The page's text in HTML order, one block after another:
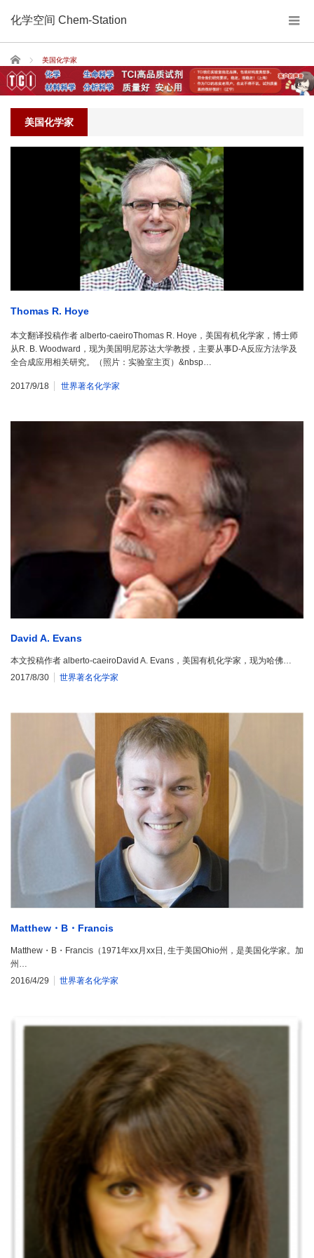
化学空间 Chem-Station
Home 美国化学家
美国化学家
Thomas R. Hoye
本文翻译投稿作者 alberto-caeiroThomas R. Hoye，美国有机化学家，博士师
从R. B. Woodward，现为美国明尼苏达大学教授，主要从事D-A反应方法学及
全合成应用相关研究。（照片：实验室主页）&nbsp…
2017/9/18 世界著名化学家
David A. Evans
本文投稿作者 alberto-caeiroDavid A. Evans，美国有机化学家，现为哈佛…
2017/8/30
世界著名化学家
Matthew・B・Francis
Matthew・B・Francis（1971年xx月xx日, 生于美国Ohio州，是美国化学家。加
州…
2016/4/29
世界著名化学家